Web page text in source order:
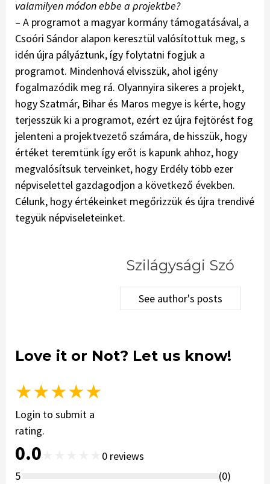
valamilyen módon ebbe a projektbe?
– A programot a magyar kormány támogatásával, a
Csoóri Sándor alapon keresztül valósítottuk meg, s
idén újra pályáztunk, így folytatni fogjuk a
programot. Mindenhová elvisszük, ahol igény
fogalmazódik meg rá. Olyannyira sikeres a projekt,
hogy Szatmár, Bihar és Maros megye is kérte, hogy
terjesszük ki a programot, ezért ez újra fejtörést fog
jelenteni a projektvezető számára, de hisszük, hogy
értéket teremtünk így erőt is kapunk ahhoz, hogy
megvalósítsuk terveinket, hogy Erdély több ezer
népviselettel gazdagodjon a következő években.
Célunk, hogy értékeinket megőrizzük és újra trendivé
tegyük népviseleteinket.
Szilágysági Szó
See author's posts
Love it or Not? Let us know!
★★★★★
Login to submit a
rating.
0.0 0 reviews
5
(0)